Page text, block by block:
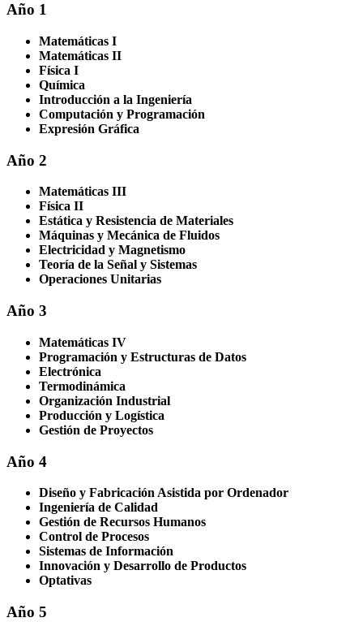
Año 1
Matemáticas I
Matemáticas II
Física I
Química
Introducción a la Ingeniería
Computación y Programación
Expresión Gráfica
Año 2
Matemáticas III
Física II
Estática y Resistencia de Materiales
Máquinas y Mecánica de Fluidos
Electricidad y Magnetismo
Teoría de la Señal y Sistemas
Operaciones Unitarias
Año 3
Matemáticas IV
Programación y Estructuras de Datos
Electrónica
Termodinámica
Organización Industrial
Producción y Logística
Gestión de Proyectos
Año 4
Diseño y Fabricación Asistida por Ordenador
Ingeniería de Calidad
Gestión de Recursos Humanos
Control de Procesos
Sistemas de Información
Innovación y Desarrollo de Productos
Optativas
Año 5